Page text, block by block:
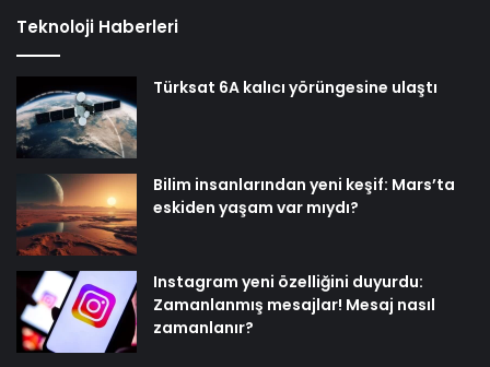
Teknoloji Haberleri
Türksat 6A kalıcı yörüngesine ulaştı
Bilim insanlarından yeni keşif: Mars’ta
eskiden yaşam var mıydı?
Instagram yeni özelliğini duyurdu:
Zamanlanmış mesajlar! Mesaj nasıl
zamanlanır?